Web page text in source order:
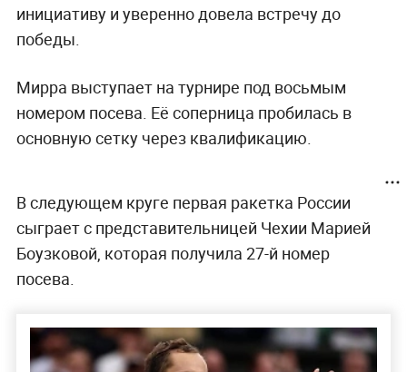
инициативу и уверенно довела встречу до
победы.
Мирра выступает на турнире под восьмым
номером посева. Её соперница пробилась в
основную сетку через квалификацию.
В следующем круге первая ракетка России
сыграет с представительницей Чехии Марией
Боузковой, которая получила 27-й номер
посева.